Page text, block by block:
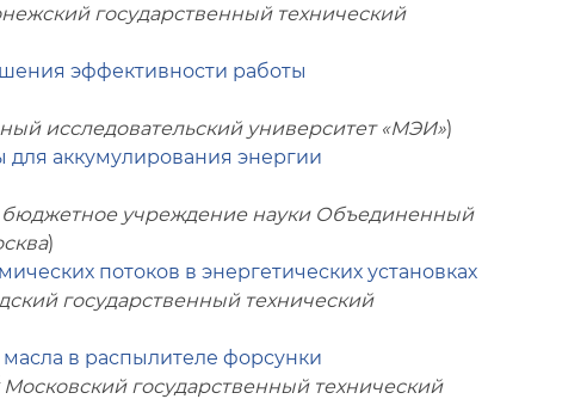
государственный технический
эффективности работы
исследовательский университет «МЭИ»)
аккумулирования энергии
бюджетное учреждение науки Объединенный
)
потоков в энергетических установках
государственный технический
в распылителе форсунки
Московский государственный технический